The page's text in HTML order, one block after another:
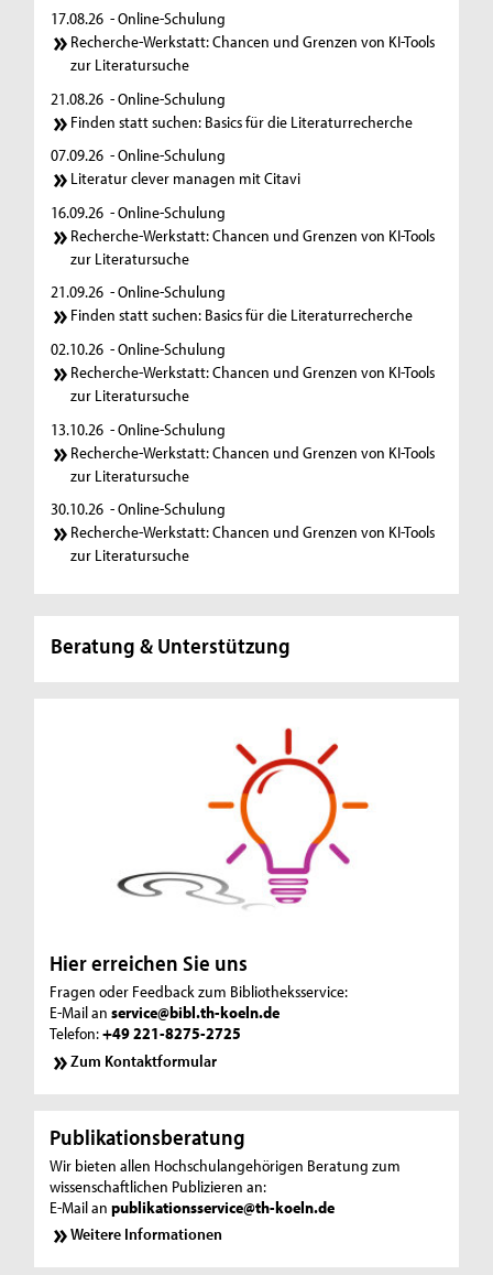
17.08.26 - Online-Schulung
Recherche-Werkstatt: Chancen und Grenzen von KI-Tools
zur Literatursuche
21.08.26 - Online-Schulung
Finden statt suchen: Basics für die Literaturrecherche
07.09.26 - Online-Schulung
Literatur clever managen mit Citavi
16.09.26 - Online-Schulung
Recherche-Werkstatt: Chancen und Grenzen von KI-Tools
zur Literatursuche
21.09.26 - Online-Schulung
Finden statt suchen: Basics für die Literaturrecherche
02.10.26 - Online-Schulung
Recherche-Werkstatt: Chancen und Grenzen von KI-Tools
zur Literatursuche
13.10.26 - Online-Schulung
Recherche-Werkstatt: Chancen und Grenzen von KI-Tools
zur Literatursuche
30.10.26 - Online-Schulung
Recherche-Werkstatt: Chancen und Grenzen von KI-Tools
zur Literatursuche
Beratung & Unterstützung
Hier erreichen Sie uns
Fragen oder Feedback zum Bibliotheksservice:
E-Mail anservice@bibl.th-koeln.de
Telefon:+49 221-8275-2725
Zum Kontaktformular
Publikationsberatung
Wir bieten allen Hochschulangehörigen Beratung zum
wissenschaftlichen Publizieren an:
E-Mail anpublikationsservice@th-koeln.de
Weitere Informationen